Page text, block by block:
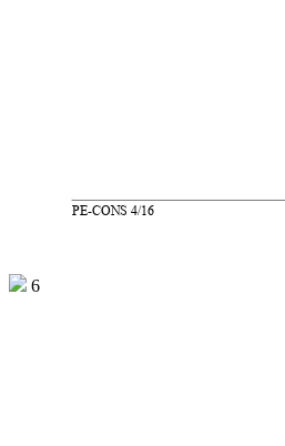
PE-CONS 4/16
6